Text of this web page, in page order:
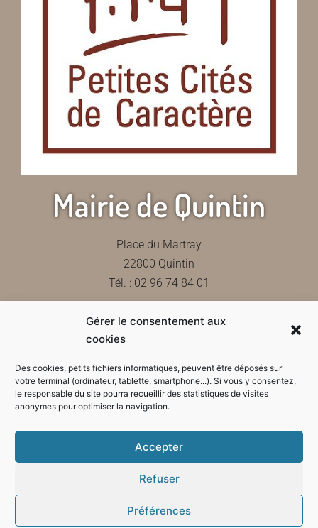
Gérer le consentement aux
cookies
Des cookies, petits fichiers informatiques, peuvent être déposés sur
votre terminal (ordinateur, tablette, smartphone...). Si vous y consentez,
le responsable du site pourra recueillir des statistiques de visites
anonymes pour optimiser la navigation.
Accepter
Refuser
Préférences
Mairie de Quintin
Place du Martray
22800 Quintin
Tél. : 02 96 74 84 01
Contactez-nous
Horaires d'ouverture de la mairie